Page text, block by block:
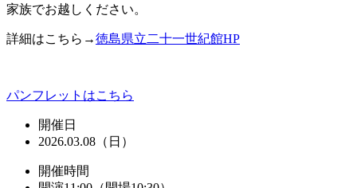
家族でお越しください。
詳細はこちら→徳島県立二十一世紀館HP
パンフレットはこちら
開催日
2026.03.08（日）
開催時間